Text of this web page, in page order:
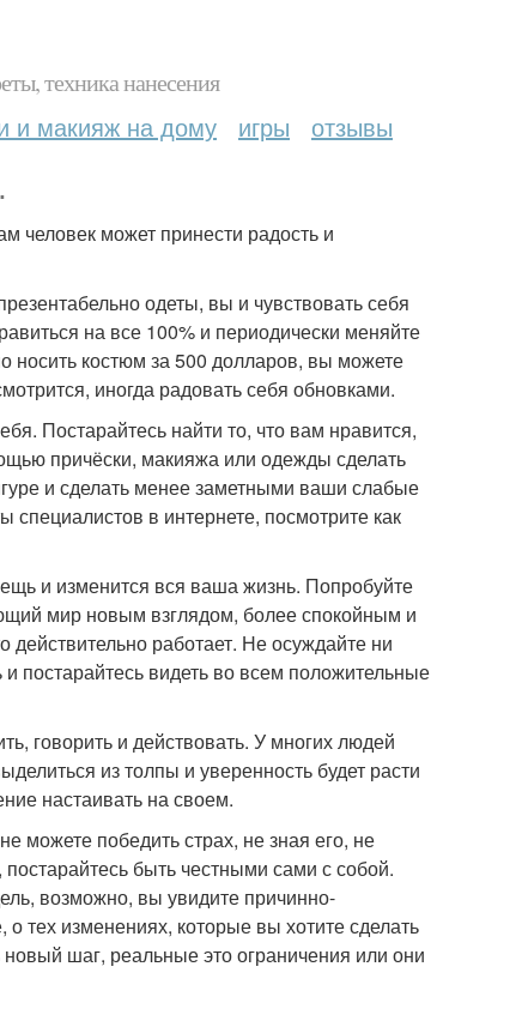
техника нанесения
и макияж на дому игры отзывы
человек может принести радость и
одеты, вы и чувствовать себя
на все 100% и периодически меняйте
носить костюм за 500 долларов, вы можете
иногда радовать себя обновками.
Постарайтесь найти то, что вам нравится,
причёски, макияжа или одежды сделать
и сделать менее заметными ваши слабые
специалистов в интернете, посмотрите как
и изменится вся ваша жизнь. Попробуйте
мир новым взглядом, более спокойным и
работает. Не осуждайте ни
постарайтесь видеть во всем положительные
говорить и действовать. У многих людей
из толпы и уверенность будет расти
настаивать на своем.
можете победить страх, не зная его, не
быть честными сами с собой.
возможно, вы увидите причинно-
тех изменениях, которые вы хотите сделать
шаг, реальные это ограничения или они